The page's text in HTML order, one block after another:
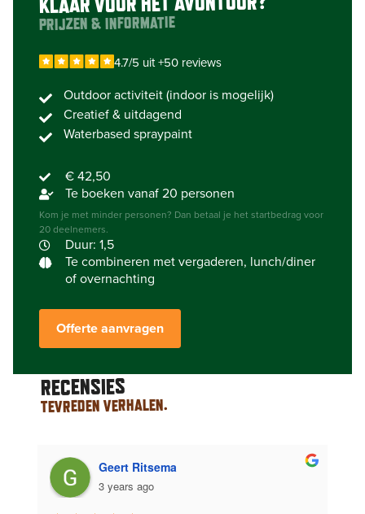
PRIJZEN & INFORMATIE
4.7/5 uit +50 reviews
Outdoor activiteit (indoor is mogelijk)
Creatief & uitdagend
Waterbased spraypaint
€ 42,50
Te boeken vanaf 20 personen
Kom je met minder personen? Dan betaal je het startbedrag voor
20 deelnemers.
Duur: 1,5
Te combineren met vergaderen, lunch/diner
of overnachting
Offerte aanvragen
RECENSIES
TEVREDEN VERHALEN.
Geert Ritsema
3 years ago